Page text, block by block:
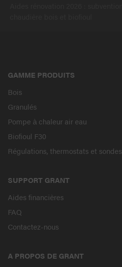
GAMME PRODUITS
Bois
Granulés
Pompe à chaleur air eau
Biofioul F30
Régulations, thermostats et sondes
SUPPORT GRANT
Aides financières
FAQ
Contactez-nous
A PROPOS DE GRANT